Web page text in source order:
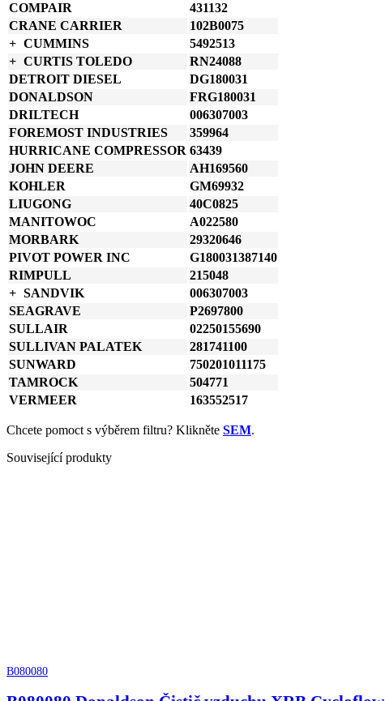
COMPAIR
431132
CRANE CARRIER
102B0075
CUMMINS
5492513
CURTIS TOLEDO
RN24088
DETROIT DIESEL
DG180031
DONALDSON
FRG180031
DRILTECH
006307003
FOREMOST INDUSTRIES
359964
HURRICANE COMPRESSOR 63439
JOHN DEERE
AH169560
KOHLER
GM69932
LIUGONG
40C0825
MANITOWOC
A022580
MORBARK
29320646
PIVOT POWER INC
G180031387140
RIMPULL
215048
SANDVIK
006307003
SEAGRAVE
P2697800
SULLAIR
02250155690
SULLIVAN PALATEK
281741100
SUNWARD
750201011175
TAMROCK
504771
VERMEER
163552517
Chcete pomoct s výběrem filtru? Klikněte SEM.
Související produkty
B080080